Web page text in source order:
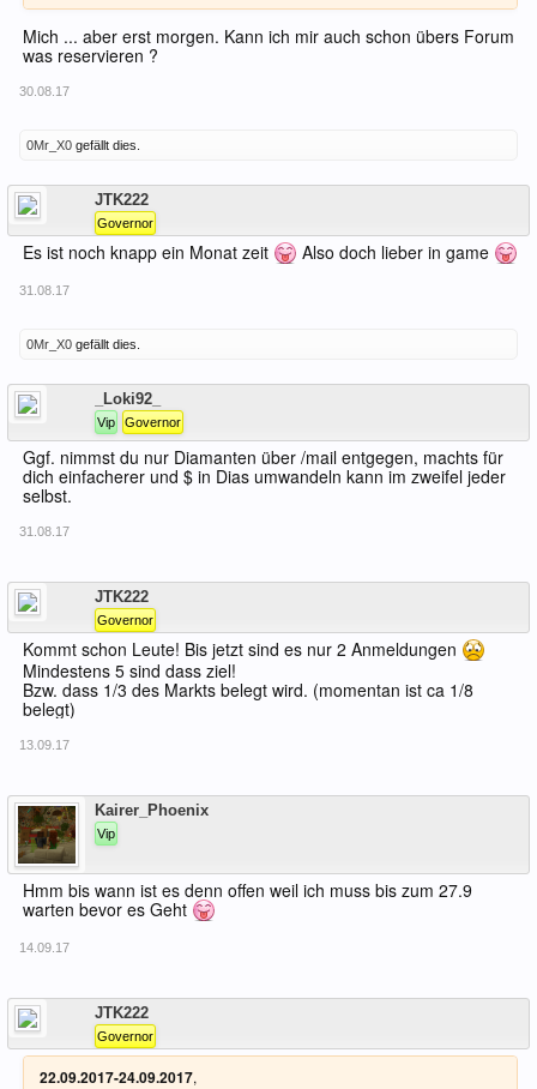
Mich ... aber erst morgen. Kann ich mir auch schon übers Forum
was reservieren ?
30.08.17
0Mr_X0 gefällt dies.
JTK222
Governor
Es ist noch knapp ein Monat zeit Also doch lieber in game
31.08.17
0Mr_X0 gefällt dies.
_Loki92_
Vip Governor
Ggf. nimmst du nur Diamanten über /mail entgegen, machts für
dich einfacherer und $ in Dias umwandeln kann im zweifel jeder
selbst.
31.08.17
JTK222
Governor
Kommt schon Leute! Bis jetzt sind es nur 2 Anmeldungen
Mindestens 5 sind dass ziel!
Bzw. dass 1/3 des Markts belegt wird. (momentan ist ca 1/8
belegt)
13.09.17
Kairer_Phoenix
Vip
Hmm bis wann ist es denn offen weil ich muss bis zum 27.9
warten bevor es Geht
14.09.17
JTK222
Governor
22.09.2017-24.09.2017,